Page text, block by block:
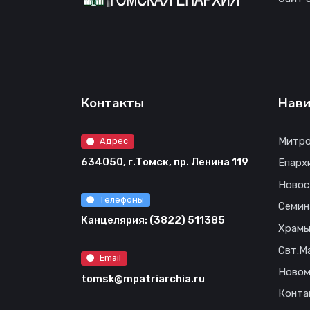
Контакты
Адрес
634050, г.Томск, пр. Ленина 119
Телефоны
Канцелярия: (3822) 511385
Email
tomsk@mpatriarchia.ru
Храмы